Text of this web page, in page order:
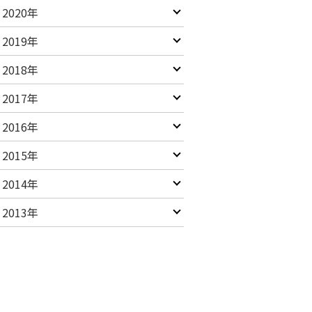
2020年
2019年
2018年
2017年
2016年
2015年
2014年
2013年